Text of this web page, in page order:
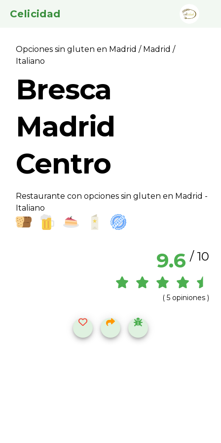
Celicidad
Opciones sin gluten en Madrid / Madrid /
Italiano
Bresca
Madrid
Centro
Restaurante con opciones sin gluten en Madrid -
Italiano
9.6 / 10
( 5 opiniones )